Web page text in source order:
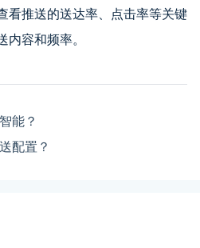
看推送的送达率、点击率等关键
容和频率。
能？
配置？